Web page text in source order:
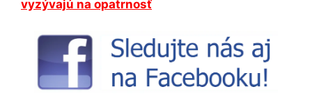
vyzývajú na opatrnosť